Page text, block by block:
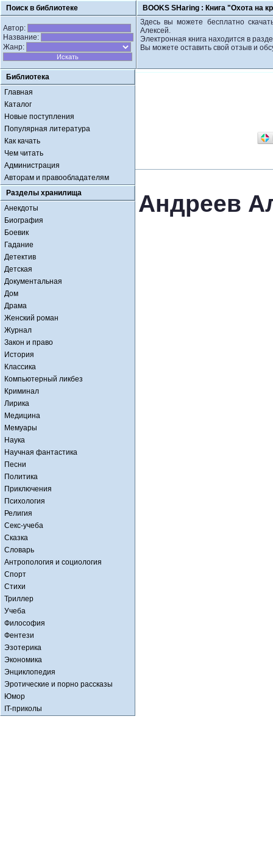
Поиск в библиотеке BOOKS SHaring : Книга "Охота на
Автор:
Название:
Жанр:
Здесь вы можете бесплатно
Алексей.
Электронная книга находится в
Вы можете оставить свой отзыв и
Библиотека
Главная
Каталог
Новые поступления
Популярная литература
Как качать
Чем читать
Администрация
Авторам и правообладателям
Разделы хранилища
Анекдоты
Биография
Боевик
Гадание
Детектив
Детская
Документальная
Дом
Драма
Женский роман
Журнал
Закон и право
История
Классика
Компьютерный ликбез
Криминал
Лирика
Медицина
Мемуары
Наука
Научная фантастика
Песни
Политика
Приключения
Психология
Религия
Секс-учеба
Сказка
Словарь
Антропология и социология
Спорт
Стихи
Триллер
Учеба
Философия
Фентези
Эзотерика
Экономика
Энциклопедия
Эротические и порно рассказы
Юмор
IT-приколы
Андреев